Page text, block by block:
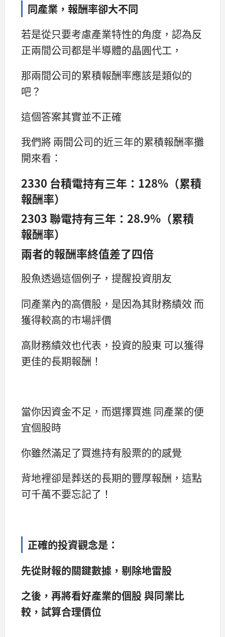
同產業，報酬率卻大不同
若是從只要考慮產業特性的角度，認為反
正兩間公司都是半導體的晶圓代工，
那兩間公司的累積報酬率應該是類似的
吧？
這個答案其實並不正確
我們將 兩間公司的近三年的累積報酬率攤
開來看：
2330 台積電持有三年：128%（累積
報酬率）
2303 聯電持有三年：28.9%（累積
報酬率）
兩者的報酬率終值差了四倍
股魚透過這個例子，提醒投資朋友
同產業內的高價股，是因為其財務績效 而
獲得較高的市場評價
高財務績效也代表，投資的股東 可以獲得
更佳的長期報酬！
當你因資金不足，而選擇買進 同產業的便
宜個股時
你雖然滿足了買進持有股票的的感覺
背地裡卻是葬送的長期的豐厚報酬，這點
可千萬不要忘記了！
正確的投資觀念是：
先從財報的關鍵數據，剔除地雷股
之後，再將看好產業的個股 與同業比
較，試算合理價位